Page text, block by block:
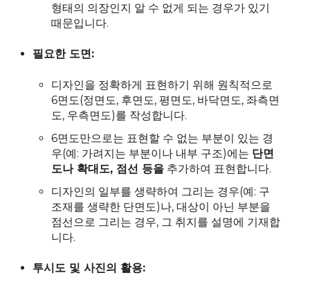
형태의 의장인지 알 수 없게 되는 경우가 있기
때문입니다.
필요한 도면:
디자인을 정확하게 표현하기 위해 원칙적으로
6면도(정면도, 후면도, 평면도, 바닥면도, 좌측면
도, 우측면도)를 작성합니다.
6면도만으로는 표현할 수 없는 부분이 있는 경
우(예: 가려지는 부분이나 내부 구조)에는 단면
도나 확대도, 점선 등을 추가하여 표현합니다.
디자인의 일부를 생략하여 그리는 경우(예: 구
조재를 생략한 단면도)나, 대상이 아닌 부분을
점선으로 그리는 경우, 그 취지를 설명에 기재합
니다.
투시도 및 사진의 활용: